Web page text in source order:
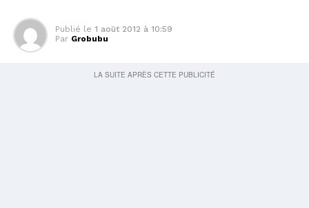
Publié le 1 août 2012 à 10:59
Par Grobubu